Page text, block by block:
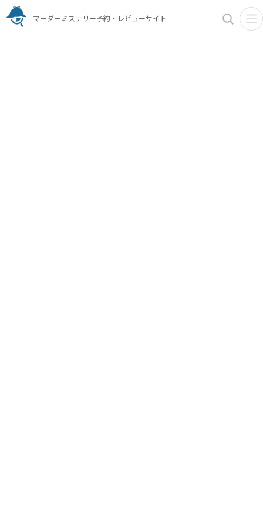
マーダーミステリー予約・レビューサイト